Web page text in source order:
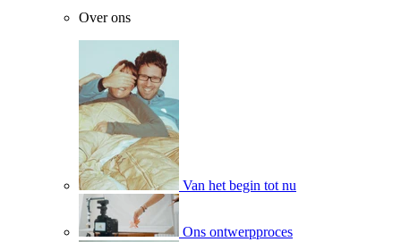
Over ons
Van het begin tot nu
Ons ontwerpproces